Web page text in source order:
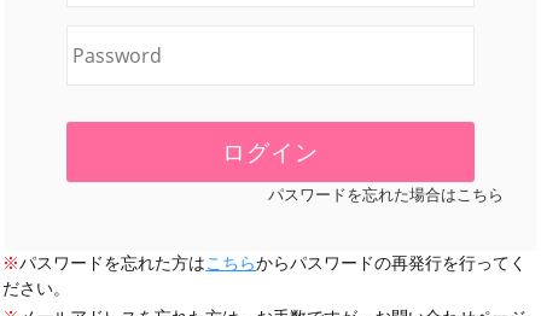
パスワードを忘れた場合はこちら
※パスワードを忘れた方はこちらからパスワードの再発行を行ってく
ださい。